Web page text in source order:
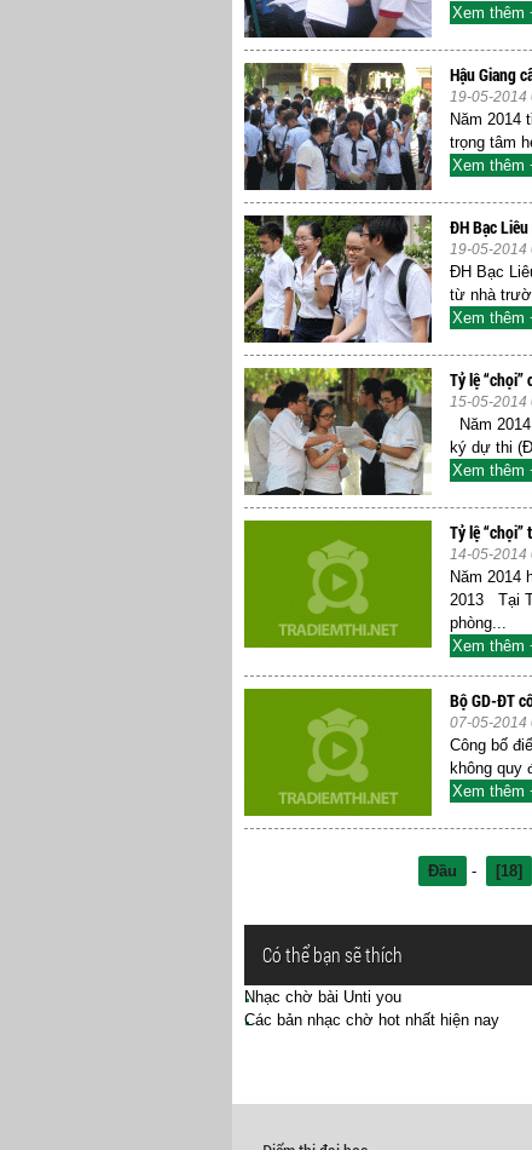
Xem thêm
Hậu Giang
19-05-2014
Năm 2014
trọng tâm
Xem thêm
ĐH Bạc
19-05-2014
ĐH Bạc
từ nhà
Xem thêm
Tỷ lệ
15-05-2014
Năm
ký dự thi
Xem thêm
Tỷ lệ
14-05-2014
Năm 2014
2013 Tại
phòng...
Xem thêm
Bộ GD-ĐT
07-05-2014
Công bố
không quy
Xem thêm
Đầu - [18]
Có thể bạn sẽ thích
Nhạc chờ bài Unti you
Các bản nhạc chờ hot nhất hiện nay